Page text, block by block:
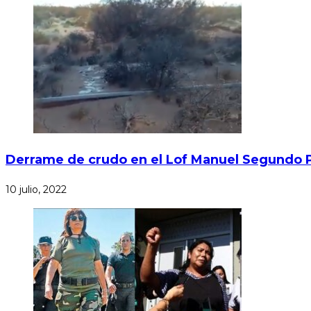
Derrame de crudo en el Lof Manuel Segundo
10 julio, 2022